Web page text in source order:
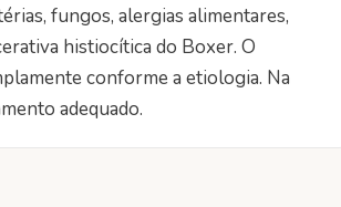
fungos, alergias alimentares,
histiocítica do Boxer. O
conforme a etiologia. Na
adequado.